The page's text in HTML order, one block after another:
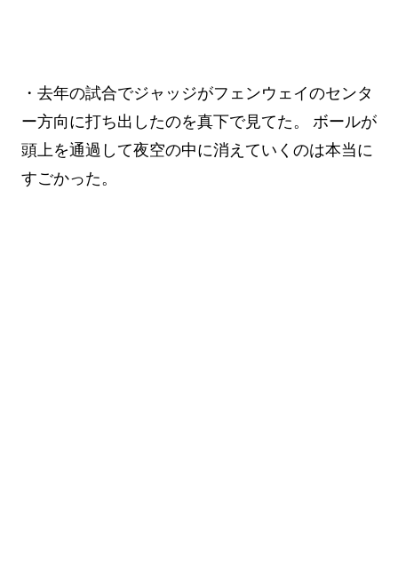
・去年の試合でジャッジがフェンウェイのセンタ
ー方向に打ち出したのを真下で見てた。 ボールが
頭上を通過して夜空の中に消えていくのは本当に
すごかった。